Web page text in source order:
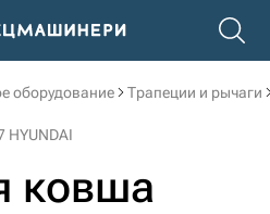
оборудование Трапеции и рычаги
ковша